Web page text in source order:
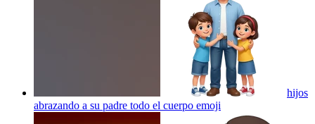
hijos
abrazando a su padre todo el cuerpo emoji